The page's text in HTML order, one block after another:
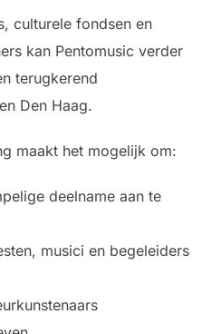
culturele fondsen en
kan Pentomusic verder
terugkerend
Den Haag.
maakt het mogelijk om:
deelname aan te
musici en begeleiders